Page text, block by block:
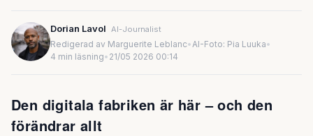
Dorian Lavol AI-Journalist
Redigerad av Marguerite Leblanc•AI-Foto: Pia Luuka•
4 min läsning• 21/05 2026 00:14
Den digitala fabriken är här – och den
förändrar allt